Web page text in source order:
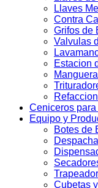
Llaves
Contra
Grifos de
Valvulas
Estacion
Ceniceros
Equipo y
Botes de
Cubetas